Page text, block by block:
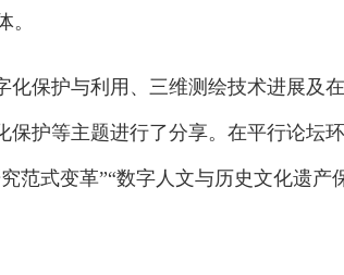
。
保护与利用、三维测绘技术进展及
护等主题进行了分享。在平行论坛
范式变革”“数字人文与历史文化遗产